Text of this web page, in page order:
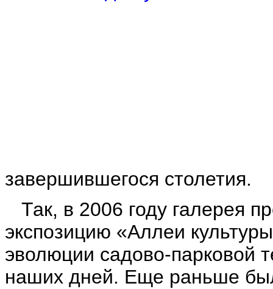
завершившегося столетия.
Так, в 2006 году галерея
экспозицию «Аллеи
эволюции садово-парковой
наших дней. Еще раньше